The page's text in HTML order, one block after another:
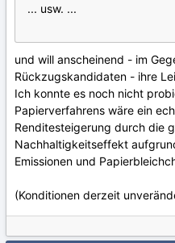
... usw. ...
und will anscheinend - im
Rückzugskandidaten - ihre
Ich konnte es noch nicht
Papierverfahrens wäre ein
Renditesteigerung durch die
Nachhaltigkeitseffekt
Emissionen und
(Konditionen derzeit